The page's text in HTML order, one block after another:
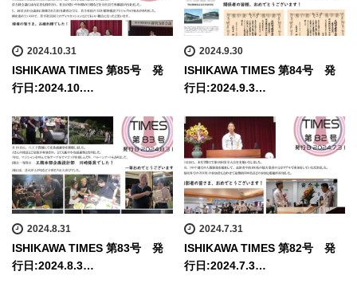
2024.10.31
ISHIKAWA TIMES 第85号 発
行日:2024.10.…
2024.9.30
ISHIKAWA TIMES 第84号 発
行日:2024.9.3…
2024.8.31
ISHIKAWA TIMES 第83号 発
行日:2024.8.3…
2024.7.31
ISHIKAWA TIMES 第82号 発
行日:2024.7.3…